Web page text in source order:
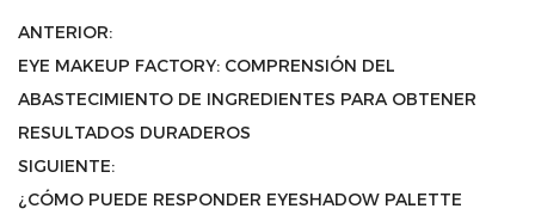
ANTERIOR:
EYE MAKEUP FACTORY: COMPRENSIÓN DEL
ABASTECIMIENTO DE INGREDIENTES PARA OBTENER
RESULTADOS DURADEROS
SIGUIENTE:
¿CÓMO PUEDE RESPONDER EYESHADOW PALETTE